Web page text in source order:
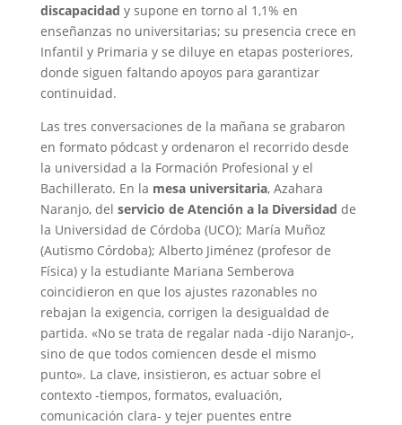
discapacidad y supone en torno al 1,1% en
enseñanzas no universitarias; su presencia crece en
Infantil y Primaria y se diluye en etapas posteriores,
donde siguen faltando apoyos para garantizar
continuidad.
Las tres conversaciones de la mañana se grabaron
en formato pódcast y ordenaron el recorrido desde
la universidad a la Formación Profesional y el
Bachillerato. En la mesa universitaria, Azahara
Naranjo, del servicio de Atención a la Diversidad de
la Universidad de Córdoba (UCO); María Muñoz
(Autismo Córdoba); Alberto Jiménez (profesor de
Física) y la estudiante Mariana Semberova
coincidieron en que los ajustes razonables no
rebajan la exigencia, corrigen la desigualdad de
partida. «No se trata de regalar nada -dijo Naranjo-,
sino de que todos comiencen desde el mismo
punto». La clave, insistieron, es actuar sobre el
contexto -tiempos, formatos, evaluación,
comunicación clara- y tejer puentes entre